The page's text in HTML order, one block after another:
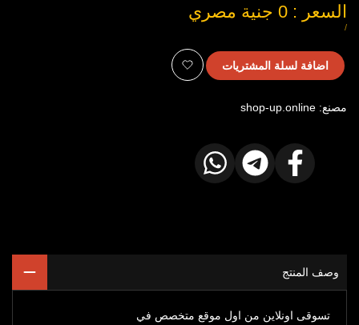
السعر
بعد
التخفيض
السعر : 0 جنية مصري
سعر/ل
اضافة لسلة المشتريات
أضف
مصنع: shop-up.online
شارك
على
شارك
على
شارك
على
وصف المنتج
تسوقى اونلاين من اول موقع متخصص في